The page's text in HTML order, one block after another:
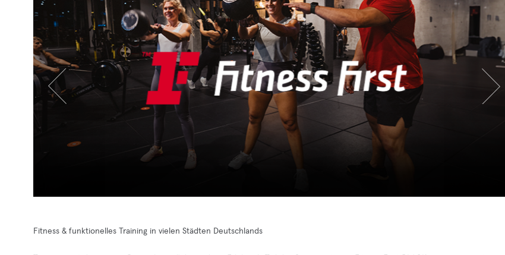
Fitness & funktionelles Training in vielen Städten Deutschlands